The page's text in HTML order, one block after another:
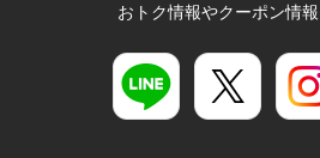
おトク情報やクーポン情